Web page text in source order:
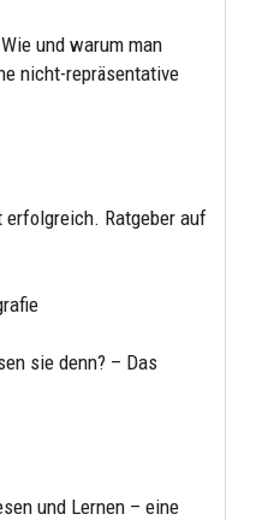
und warum man
nicht-repräsentative
erfolgreich. Ratgeber auf
sie denn? – Das
und Lernen – eine